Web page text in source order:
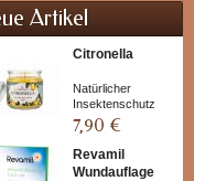
Artikel
Citronella
Natürlicher
Insektenschutz
7,90 €
Revamil
Wundauflage